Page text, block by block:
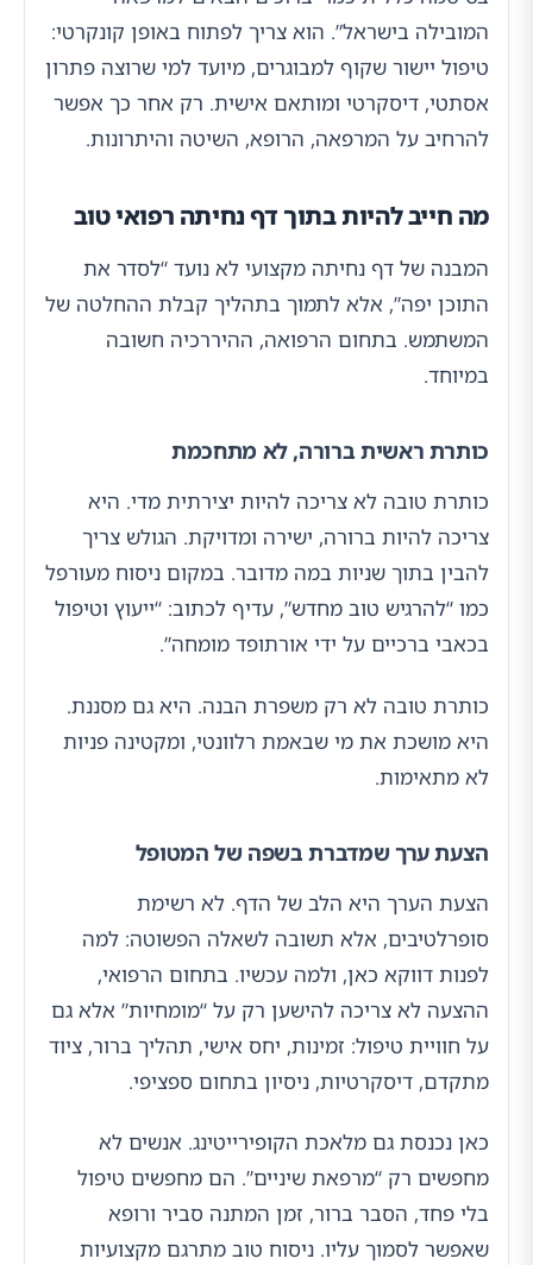
המובילה בישראל”. הוא צריך לפתוח באופן קונקרטי:
טיפול יישור שקוף למבוגרים, מיועד למי שרוצה פתרון
אסתטי, דיסקרטי ומותאם אישית. רק אחר כך אפשר
להרחיב על המרפאה, הרופא, השיטה והיתרונות.
מה חייב להיות בתוך דף נחיתה רפואי טוב
המבנה של דף נחיתה מקצועי לא נועד “לסדר את
התוכן יפה”, אלא לתמוך בתהליך קבלת ההחלטה של
המשתמש. בתחום הרפואה, ההיררכיה חשובה
במיוחד.
כותרת ראשית ברורה, לא מתחכמת
כותרת טובה לא צריכה להיות יצירתית מדי. היא
צריכה להיות ברורה, ישירה ומדויקת. הגולש צריך
להבין בתוך שניות במה מדובר. במקום ניסוח מעורפל
כמו “להרגיש טוב מחדש”, עדיף לכתוב: “ייעוץ וטיפול
בכאבי ברכיים על ידי אורתופד מומחה”.
כותרת טובה לא רק משפרת הבנה. היא גם מסננת.
היא מושכת את מי שבאמת רלוונטי, ומקטינה פניות
לא מתאימות.
הצעת ערך שמדברת בשפה של המטופל
הצעת הערך היא הלב של הדף. לא רשימת
סופרלטיבים, אלא תשובה לשאלה הפשוטה: למה
לפנות דווקא כאן, ולמה עכשיו. בתחום הרפואי,
ההצעה לא צריכה להישען רק על “מומחיות” אלא גם
על חוויית טיפול: זמינות, יחס אישי, תהליך ברור, ציוד
מתקדם, דיסקרטיות, ניסיון בתחום ספציפי.
כאן נכנסת גם מלאכת הקופירייטינג. אנשים לא
מחפשים רק “מרפאת שיניים”. הם מחפשים טיפול
בלי פחד, הסבר ברור, זמן המתנה סביר ורופא
שאפשר לסמוך עליו. ניסוח טוב מתרגם מקצועיות